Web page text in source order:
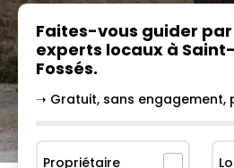
Faites-vous guider
experts locaux à
Fossés.
➝ Gratuit, sans engagement,
Propriétaire